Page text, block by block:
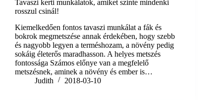
Tavaszi kerti munkálatok, amiket szinte mindenki
rosszul csinál!
Kiemelkedően fontos tavaszi munkálat a fák és
bokrok megmetszése annak érdekében, hogy szebb
és nagyobb legyen a terméshozam, a növény pedig
sokáig életerős maradhasson. A helyes metszés
fontossága Számos előnye van a megfelelő
metszésnek, aminek a növény és ember is…
Judith
2018-03-10